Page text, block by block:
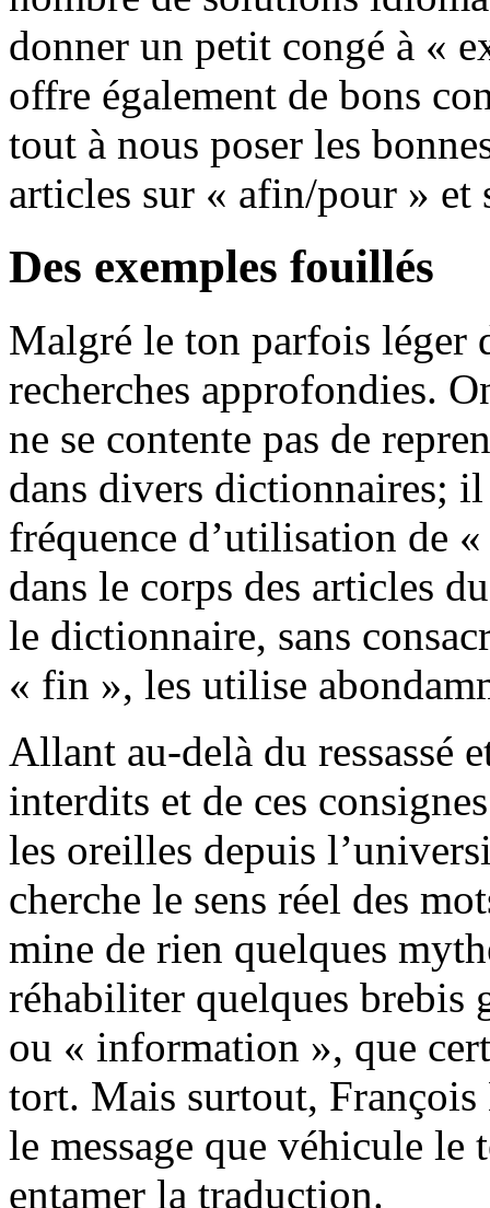
donner un petit congé à «
offre également de bons
tout à nous poser les
articles sur « afin/pour »
Des exemples fouillés
Malgré le ton parfois léger
recherches approfondies.
ne se contente pas de
dans divers dictionnaires;
fréquence d’utilisation de
dans le corps des articles
le dictionnaire, sans
« fin », les utilise
Allant au-delà du ressassé
interdits et de ces
les oreilles depuis
cherche le sens réel des
mine de rien quelques
réhabiliter quelques brebis
ou « information », que
tort. Mais surtout,
le message que véhicule le
entamer la traduction.